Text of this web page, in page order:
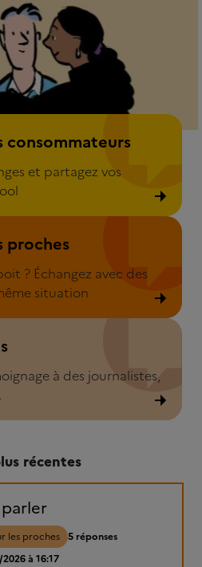
consommateurs
et partagez vos
proches
? Échangez avec des
situation
à des journalistes,
récentes
les proches 5 réponses
à 16:17